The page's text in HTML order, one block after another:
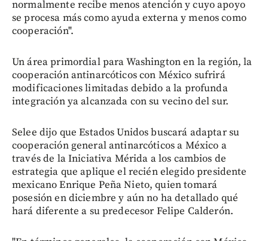
normalmente recibe menos atención y cuyo apoyo
se procesa más como ayuda externa y menos como
cooperación".
Un área primordial para Washington en la región, la
cooperación antinarcóticos con México sufrirá
modificaciones limitadas debido a la profunda
integración ya alcanzada con su vecino del sur.
Selee dijo que Estados Unidos buscará adaptar su
cooperación general antinarcóticos a México a
través de la Iniciativa Mérida a los cambios de
estrategia que aplique el recién elegido presidente
mexicano Enrique Peña Nieto, quien tomará
posesión en diciembre y aún no ha detallado qué
hará diferente a su predecesor Felipe Calderón.